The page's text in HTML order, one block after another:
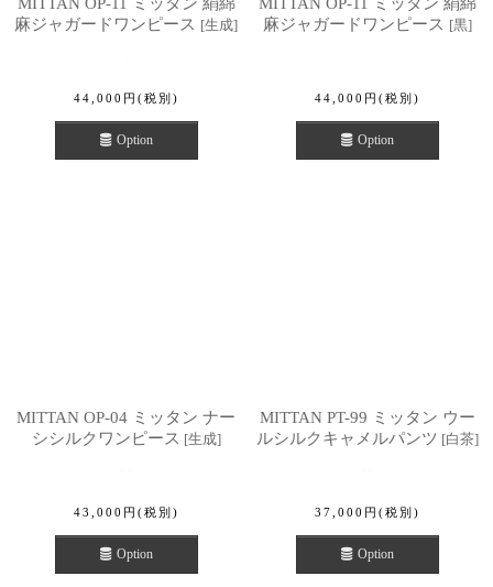
麻ジャガードワンピース [生成]
44,000 円 (税別)
Option
麻ジャガードワンピース [黒]
44,000 円 (税別)
Option
MITTAN OP-04 ミッタン ナー
シシルクワンピース [生成]
43,000 円 (税別)
Option
MITTAN PT-99 ミッタン ウー
ルシルクキャメルパンツ [白茶]
37,000 円 (税別)
Option